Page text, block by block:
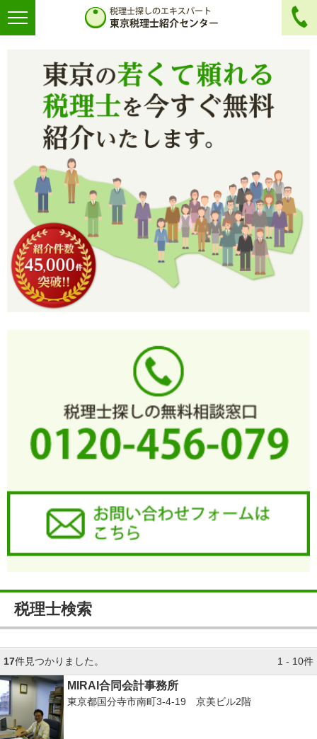
税理士検索
17件見つかりました。 1 - 10件
MIRAI合同会計事務所
東京都国分寺市南町3-4-19 京美ビル2階